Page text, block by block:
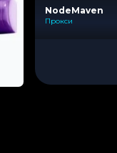
NodeMaven
Прокси